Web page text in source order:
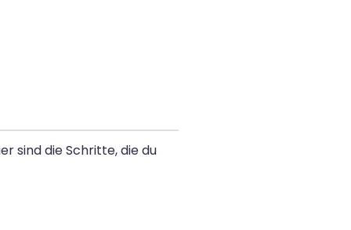
sind die Schritte, die du